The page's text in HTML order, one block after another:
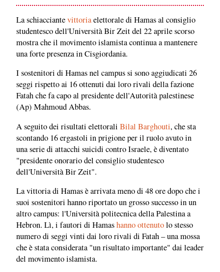
La schiacciantevittoriaelettorale di Hamas al consiglio
studentesco dell'Università Bir Zeit del 22 aprile scorso
mostra che il movimento islamista continua a mantenere
una forte presenza in Cisgiordania.
I sostenitori di Hamas nel campus si sono aggiudicati 26
seggi rispetto ai 16 ottenuti dai loro rivali della fazione
Fatah che fa capo al presidente dell'Autorità palestinese
(Ap) Mahmoud Abbas.
A seguito dei risultati elettorali Bilal Barghouti, che sta
scontando 16 ergastoli in prigione per il ruolo avuto in
una serie di attacchi suicidi contro Israele, è diventato
"presidente onorario del consiglio studentesco
dell'Università Bir Zeit".
La vittoria di Hamas è arrivata meno di 48 ore dopo che i
suoi sostenitori hanno riportato un grosso successo in un
altro campus: l'Università politecnica della Palestina a
Hebron. Lì, i fautori di Hamashanno ottenutolo stesso
numero di seggi vinti dai loro rivali di Fatah – una mossa
che è stata considerata "un risultato importante" dai leader
del movimento islamista.